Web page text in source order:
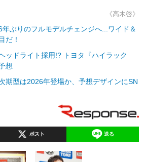
《高木啓》
年ぶりのフルモデルチェンジへ...ワイド＆
だ！
ッドライト採用!? トヨタ『ハイラック
想
期型は2026年登場か、予想デザインにSN
ポスト 送る